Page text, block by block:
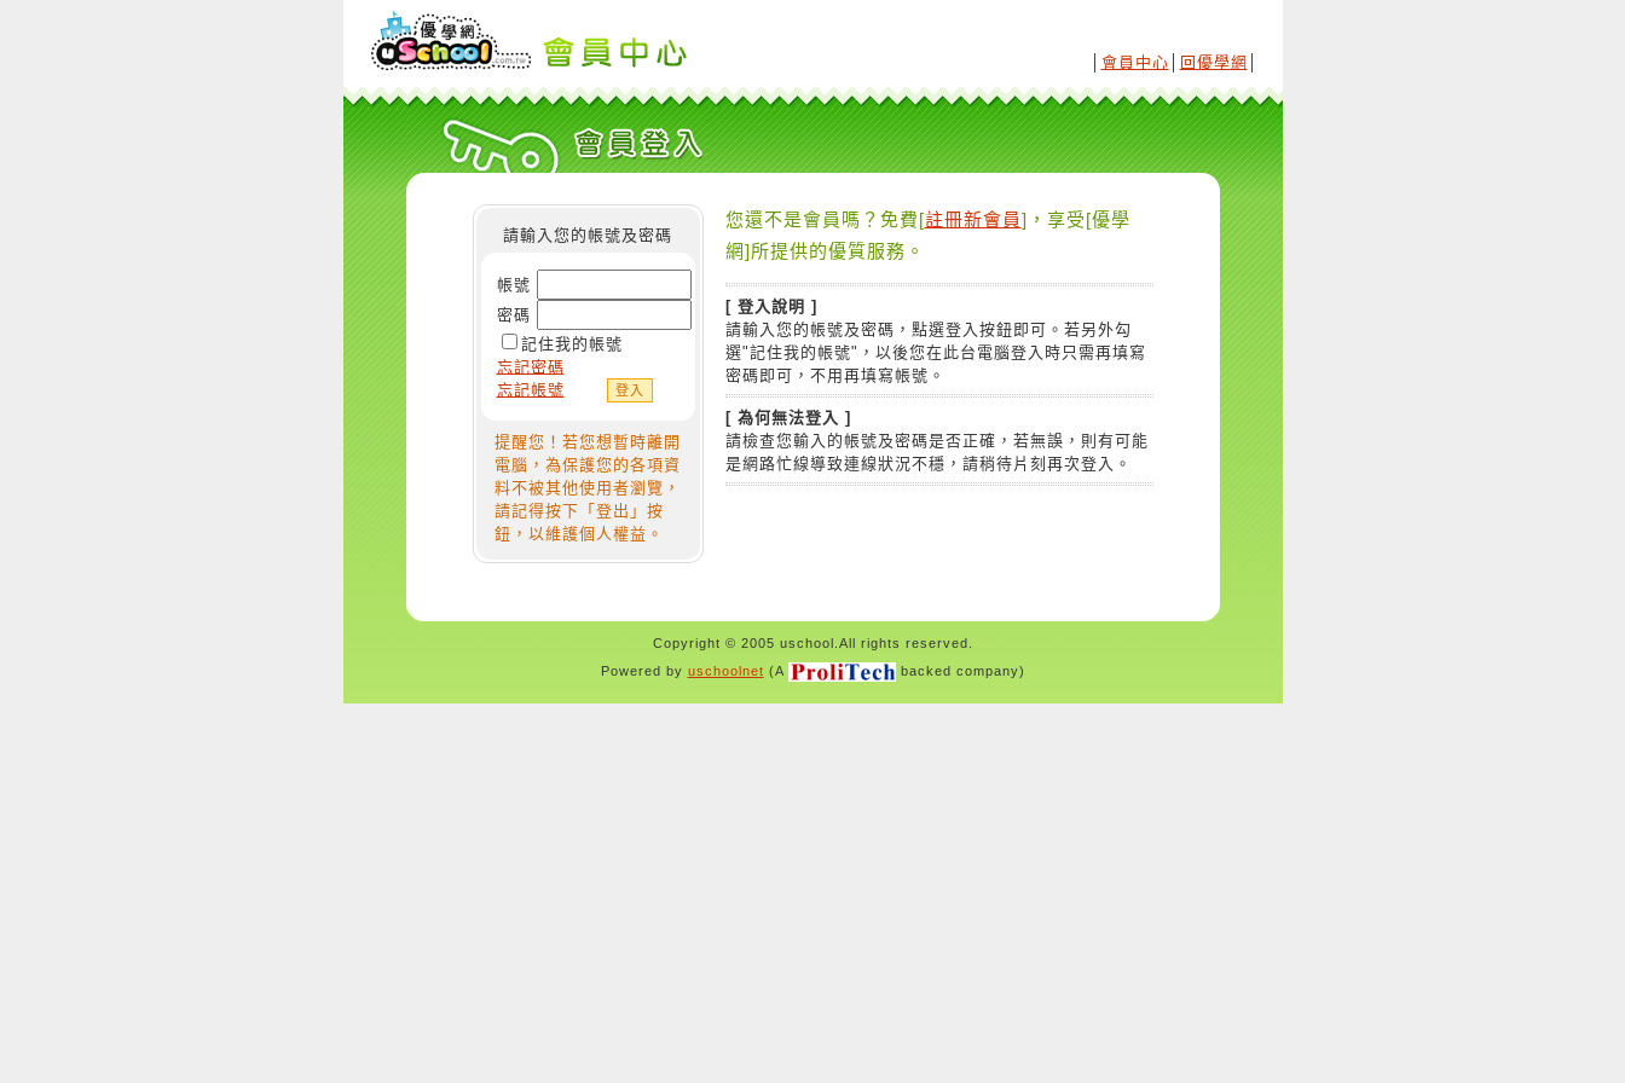
會員中心 回優學網
請輸入您的帳號及密碼
帳號
密碼
記住我的帳號
忘記密碼
忘記帳號
提醒您！若您想暫時離開
電腦，為保護您的各項資
料不被其他使用者瀏覽，
請記得按下「登出」按
鈕，以維護個人權益。
您還不是會員嗎？免費[註冊新會員]，享受[優學
網]所提供的優質服務。
[ 登入說明 ]
請輸入您的帳號及密碼，點選登入按鈕即可。若另外勾
選"記住我的帳號"，以後您在此台電腦登入時只需再填寫
密碼即可，不用再填寫帳號。
[ 為何無法登入 ]
請檢查您輸入的帳號及密碼是否正確，若無誤，則有可能
是網路忙線導致連線狀況不穩，請稍待片刻再次登入。
Copyright © 2005 uschool.All rights reserved.
Powered by uschoolnet (A backed company)